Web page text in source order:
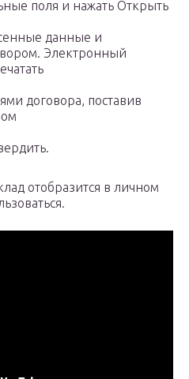
поля и нажать Открыть
данные и
Электронный
договора, поставив
отобразится в личном